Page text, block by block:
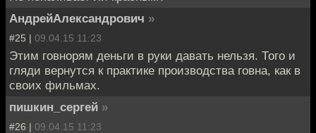
АндрейАлександрович »
#25 | 09.04.15 11:23
Этим говнорям деньги в руки давать нельзя. Того и
гляди вернутся к практике производства говна, как в
своих фильмах.
пишкин_сергей »
#26 | 09.04.15 11:23